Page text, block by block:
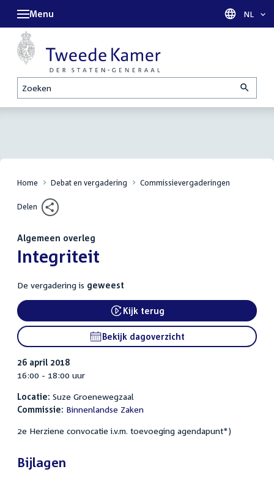
Zoeken
Menu Taal
NL
Home Debat en vergadering Commissievergaderingen
Delen
Algemeen overleg
:Integriteit
De vergadering is geweest
External link:
Kijk terug
Bekijk dagoverzicht
26 april 2018
16:00 - 18:00 uur
Locatie: Suze Groenewegzaal
Commissie: Binnenlandse Zaken
2e Herziene convocatie i.v.m. toevoeging agendapunt*)
Bijlagen